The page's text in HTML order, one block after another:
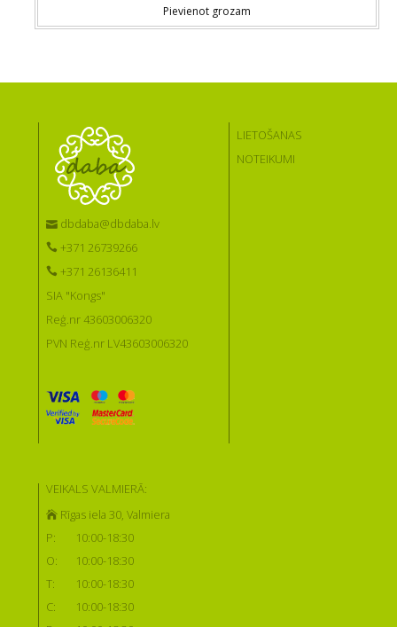
Pievienot grozam
dbdaba@dbdaba.lv
+371 26739266
+371 26136411
SIA "Kongs"
Reģ.nr 43603006320
PVN Reģ.nr LV43603006320
LIETOŠANAS
NOTEIKUMI
VEIKALS VALMIERĀ:
Rīgas iela 30, Valmiera
P:
10:00-18:30
O:
10:00-18:30
T:
10:00-18:30
C:
10:00-18:30